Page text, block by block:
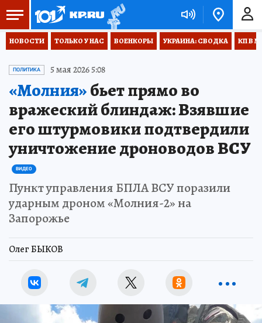
НОВОСТИ ТОЛЬКО У НАС ВОЕНКОРЫ УКРАИНА: СВОДКА КП В
ПОЛИТИКА 5 мая 2026 5:08
«Молния»бьет прямо во
вражеский блиндаж: Взявшие
его штурмовики подтвердили
уничтожение дроноводов ВСУ
ВИДЕО
Пункт управления БПЛА ВСУ поразили
ударным дроном «Молния-2» на
Запорожье
Олег БЫКОВ